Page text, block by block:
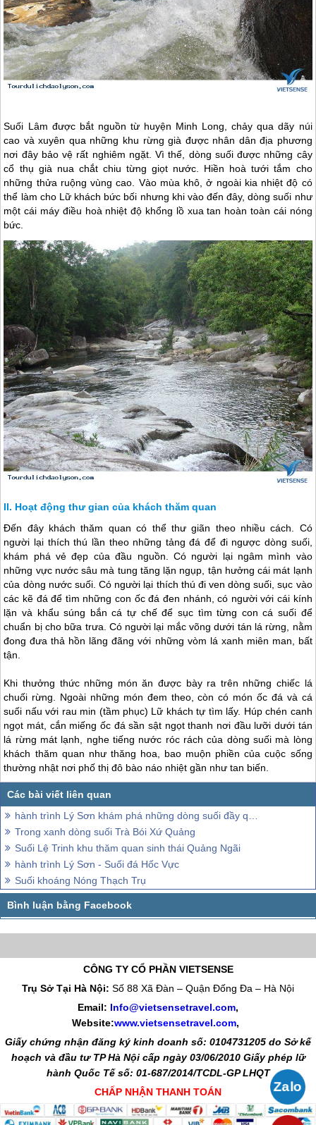
Suối Lâm được bắt nguồn từ huyện Minh Long, chảy qua dãy núi
cao và xuyên qua những khu rừng già được nhân dân địa phương
nơi đây bảo vệ rất nghiêm ngặt. Vì thế, dòng suối được những cây
cổ thụ già nua chắt chiu từng giọt nước. Hiền hoà tưới tắm cho
những thửa ruộng vùng cao. Vào mùa khô, ở ngoài kia nhiệt độ có
thể làm cho Lữ khách bức bối nhưng khi vào đến đây, dòng suối như
một cái máy điều hoà nhiệt độ khổng lồ xua tan hoàn toàn cái nóng
bức.
Hoạt động thư gian của khách thăm quan
Đến đây khách thăm quan có thể thư giãn theo nhiều cách. Có
người lại thích thú lần theo những tảng đá để đi ngược dòng suối,
khám phá vẻ đẹp của đầu nguồn. Có người lại ngâm mình vào
những vực nước sâu mà tung tăng lặn ngụp, tận hưởng cái mát lạnh
của dòng nước suối. Có người lại thích thú đi ven dòng suối, sục vào
các kẽ đá để tìm những con ốc đá đen nhánh, có người với cái kính
lặn và khẩu súng bắn cá tự chế để sục tìm từng con cá suối để
chuẩn bị cho bữa trưa. Có người lại mắc võng dưới tán lá rừng, nằm
đong đưa thả hồn lãng đãng với những vòm lá xanh miên man, bất
tận.
Khi thưởng thức những món ăn được bày ra trên những chiếc lá
chuối rừng. Ngoài những món đem theo, còn có món ốc đá và cá
suối nấu với rau min (tầm phục) Lữ khách tự tìm lấy. Húp chén canh
ngọt mát, cắn miếng ốc đá sần sật ngọt thanh nơi đầu lưỡi dưới tán
lá rừng mát lạnh, nghe tiếng nước róc rách của dòng suối mà lòng
khách thăm quan như thăng hoa, bao muộn phiền của cuộc sống
thường nhật nơi phố thị đô bào náo nhiệt gần như tan biến.
hành trình Lý Sơn khám phá những dòng suối đầy quyến rũ
Trong xanh dòng suối Trà Bói Xứ Quảng
Suối Lệ Trinh khu thăm quan sinh thái Quảng Ngãi
hành trình Lý Sơn - Suối đá Hốc Vực
Suối khoáng Nóng Thạch Trụ
CÔNG TY CỔ PHẦN VIETSENSE
Trụ Sở Tại Hà Nội: Số 88 Xã Đàn – Quận Đống Đa – Hà Nội
Email: Info@vietsensetravel.com,
Website:www.vietsensetravel.com,
Giấy chứng nhận đăng ký kinh doanh số: 0104731205 do Sở kế
hoạch và đầu tư TP Hà Nội cấp ngày 03/06/2010 Giấy phép lữ
hành Quốc Tế số: 01-687/2014/TCDL-GP LHQT
CHẤP NHẬN THANH TOÁN